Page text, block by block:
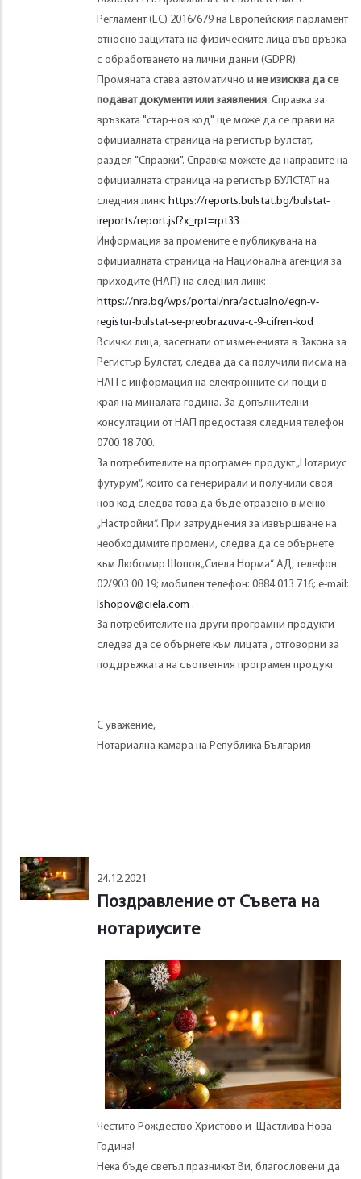
Регламент (ЕС) 2016/679 на Европейския парламент
относно защитата на физическите лица във връзка
с обработването на лични данни (GDPR).
Промяната става автоматично и не изисква да се
подават документи или заявления. Справка за
връзката "стар-нов код" ще може да се прави на
официалната страница на регистър Булстат,
раздел "Справки". Справка можете да направите на
официалната страница на регистър БУЛСТАТ на
следния линк: https://reports.bulstat.bg/bulstat-
ireports/report.jsf?x_rpt=rpt33 .
Информация за промените е публикувана на
официалната страница на Национална агенция за
приходите (НАП) на следния линк:
https://nra.bg/wps/portal/nra/actualno/egn-v-
registur-bulstat-se-preobrazuva-c-9-cifren-kod
Всички лица, засегнати от измененията в Закона за
Регистър Булстат, следва да са получили писма на
НАП с информация на електронните си пощи в
края на миналата година. За допълнителни
консултации от НАП предоставя следния телефон
0700 18 700.
За потребителите на програмен продукт „Нотариус
футурум“, които са генерирали и получили своя
нов код следва това да бъде отразено в меню
„Настройки“. При затруднения за извършване на
необходимите промени, следва да се обърнете
към Любомир Шопов„Сиела Норма“ АД, телефон:
02/903 00 19; мобилен телефон: 0884 013 716; е-mail:
lshopov@ciela.com .
За потребителите на други програмни продукти
следва да се обърнете към лицата , отговорни за
поддръжката на съответния програмен продукт.
С уважение,
Нотариална камара на Република България
24.12.2021
Поздравление от Съвета на
нотариусите
Честито Рождество Христово и Щастлива Нова
Година!
Нека бъде светъл празникът Ви, благословени да